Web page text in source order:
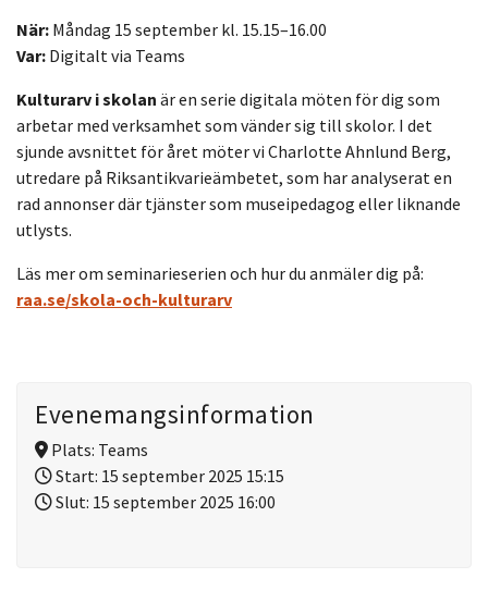
När: Måndag 15 september kl. 15.15–16.00
Var: Digitalt via Teams
Kulturarv i skolan är en serie digitala möten för dig som
arbetar med verksamhet som vänder sig till skolor. I det
sjunde avsnittet för året möter vi Charlotte Ahnlund Berg,
utredare på Riksantikvarieämbetet, som har analyserat en
rad annonser där tjänster som museipedagog eller liknande
utlysts.
Läs mer om seminarieserien och hur du anmäler dig på:
raa.se/skola-och-kulturarv
Evenemangsinformation
Plats: Teams
Start: 15 september 2025 15:15
Slut: 15 september 2025 16:00